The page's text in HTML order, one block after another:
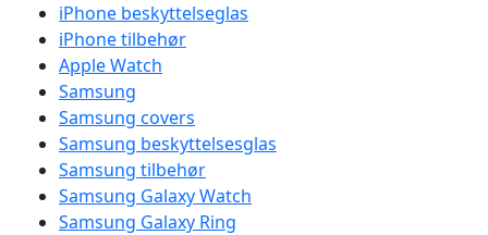
iPhone beskyttelseglas
iPhone tilbehør
Apple Watch
Samsung
Samsung covers
Samsung beskyttelsesglas
Samsung tilbehør
Samsung Galaxy Watch
Samsung Galaxy Ring